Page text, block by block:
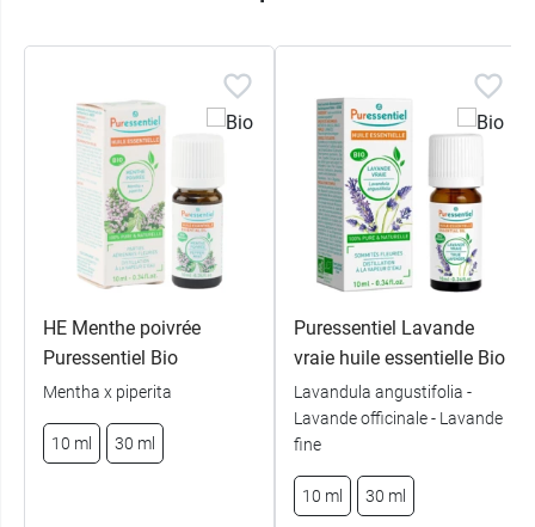
HE Menthe poivrée
Puressentiel Bio
Mentha x piperita
10 ml 30 ml
Puressentiel Lavande
vraie huile essentielle Bio
Lavandula angustifolia -
Lavande officinale - Lavande
fine
10 ml 30 ml